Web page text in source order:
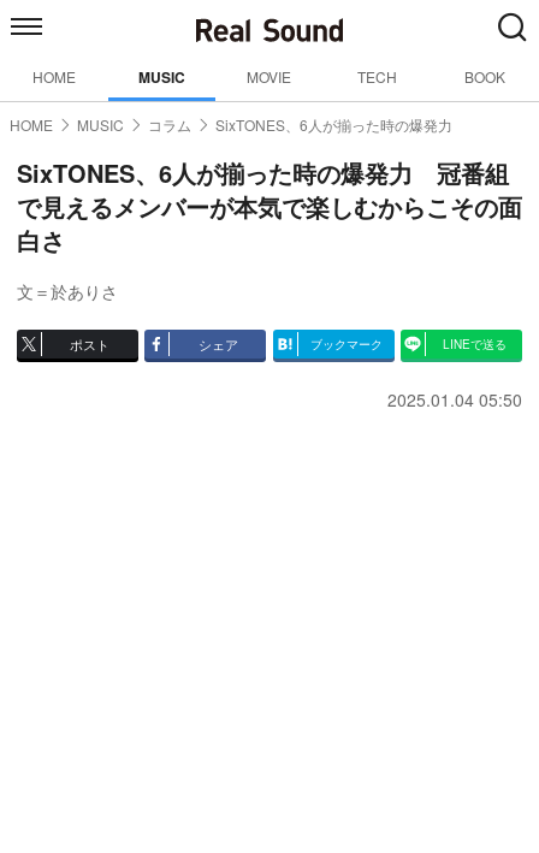
HOME MUSIC MOVIE TECH BOOK
HOME MUSIC コラム SixTONES、6人が揃った時の爆発力
SixTONES、6人が揃った時の爆発力 冠番組
で見えるメンバーが本気で楽しむからこその面
白さ
文＝於ありさ
ポスト シェア ブックマーク LINEで送る
2025.01.04 05:50